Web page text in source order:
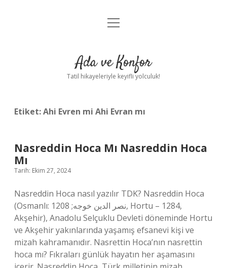
Anasayfa
Yasal Uyarı
menüyü
Ada ve Konfor
Tatil hikayeleriyle keyifli yolculuk!
Etiket:Ahi Evren mi Ahi Evran mı
Nasreddin Hoca Mı Nasreddin Hoca
Mı
Tarih: Ekim 27, 2024
Nasreddin Hoca nasıl yazılır TDK? Nasreddin Hoca
(Osmanlı: نصر الدین خوجه; 1208, Hortu – 1284,
Akşehir), Anadolu Selçuklu Devleti döneminde Hortu
ve Akşehir yakınlarında yaşamış efsanevi kişi ve
mizah kahramanıdır. Nasrettin Hoca’nın nasrettin
hoca mı? Fıkraları günlük hayatın her aşamasını